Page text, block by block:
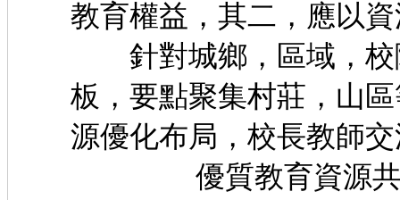
教育權益，其二，應
針對城鄉，區域，校
板，要點聚集村莊，山
源優化布局，校長教師
優質教育資源共享